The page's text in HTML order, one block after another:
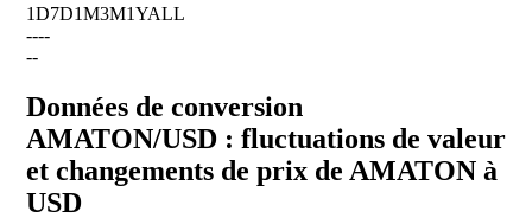
1D7D1M3M1YALL
----
--
Données de conversion
AMATON/USD : fluctuations de valeur
et changements de prix de AMATON à
USD